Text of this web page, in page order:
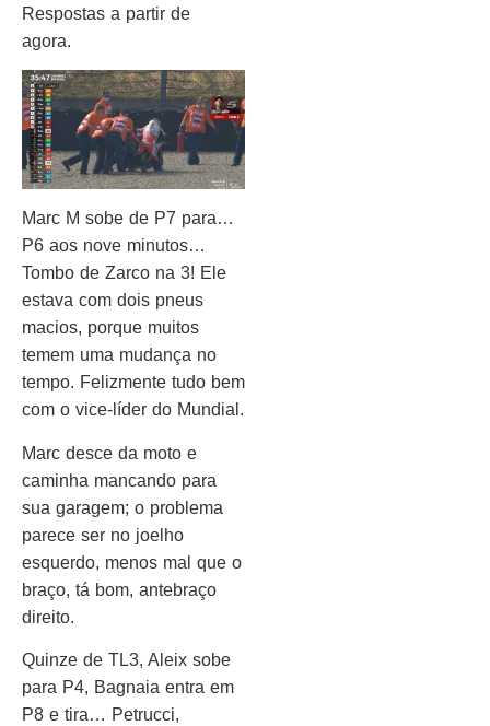
Respostas a partir de
agora.
Marc M sobe de P7 para…
P6 aos nove minutos…
Tombo de Zarco na 3! Ele
estava com dois pneus
macios, porque muitos
temem uma mudança no
tempo. Felizmente tudo bem
com o vice-líder do Mundial.
Marc desce da moto e
caminha mancando para
sua garagem; o problema
parece ser no joelho
esquerdo, menos mal que o
braço, tá bom, antebraço
direito.
Quinze de TL3, Aleix sobe
para P4, Bagnaia entra em
P8 e tira… Petrucci,